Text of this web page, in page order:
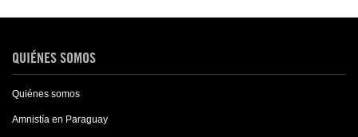
QUIÉNES SOMOS
Quiénes somos
Amnistía en Paraguay